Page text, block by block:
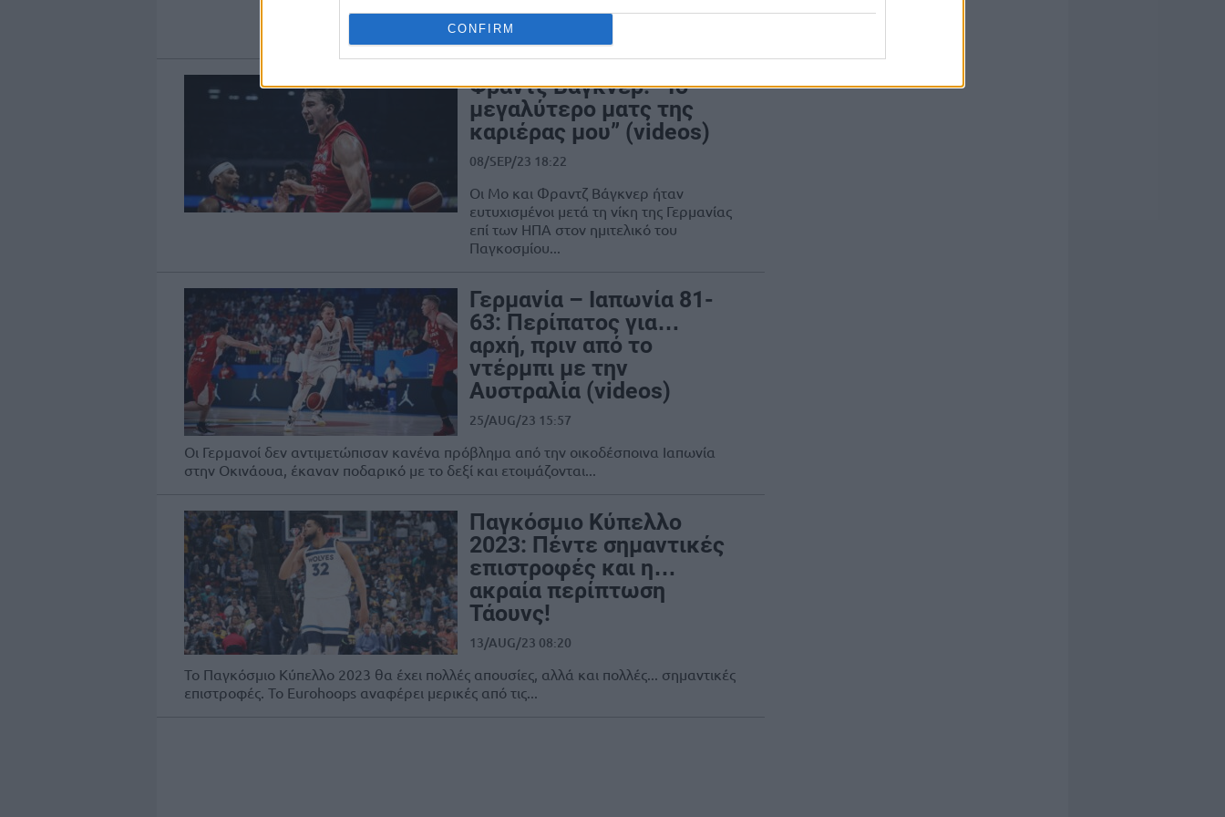
CONFIRM
Γκόρντον Χέρμπερτ μετά την ''χρυσή''
επιτυχία της...
Φραντζ Βάγκνερ: “Το
μεγαλύτερο ματς της
καριέρας μου” (videos)
08/SEP/23 18:22
Οι Μο και Φραντζ Βάγκνερ ήταν
ευτυχισμένοι μετά τη νίκη της Γερμανίας
επί των ΗΠΑ στον ημιτελικό του
Παγκοσμίου...
Γερμανία – Ιαπωνία 81-
63: Περίπατος για…
αρχή, πριν από το
ντέρμπι με την
Αυστραλία (videos)
25/AUG/23 15:57
Οι Γερμανοί δεν αντιμετώπισαν κανένα πρόβλημα από την οικοδέσποινα Ιαπωνία
στην Οκινάουα, έκαναν ποδαρικό με το δεξί και ετοιμάζονται...
Παγκόσμιο Κύπελλο
2023: Πέντε σημαντικές
επιστροφές και η…
ακραία περίπτωση
Τάουνς!
13/AUG/23 08:20
Το Παγκόσμιο Κύπελλο 2023 θα έχει πολλές απουσίες, αλλά και πολλές... σημαντικές
επιστροφές. Το Eurohoops αναφέρει μερικές από τις...